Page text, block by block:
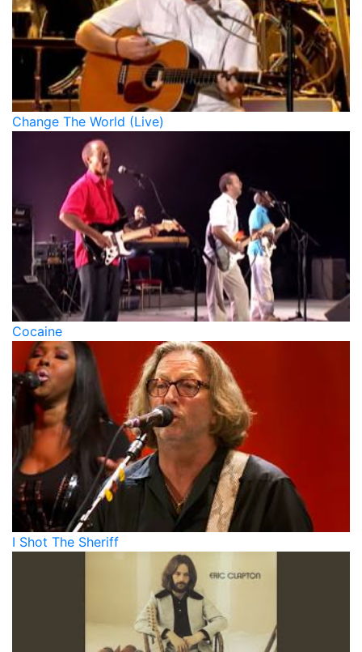
Change The World (Live)
Cocaine
I Shot The Sheriff